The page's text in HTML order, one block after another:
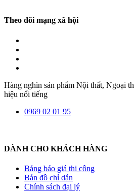
Theo dõi mạng xã hội
Hàng nghìn sản phẩm Nội thất, Ngoại
hiệu nổi tiếng
0969 02 01 95
DÀNH CHO KHÁCH HÀNG
Bảng báo giá thi công
Bản đồ chỉ dẫn
Chính sách đại lý